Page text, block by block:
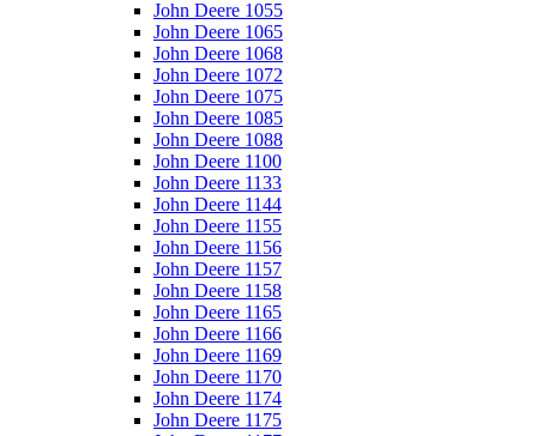
John Deere 1055
John Deere 1065
John Deere 1068
John Deere 1072
John Deere 1075
John Deere 1085
John Deere 1088
John Deere 1100
John Deere 1133
John Deere 1144
John Deere 1155
John Deere 1156
John Deere 1157
John Deere 1158
John Deere 1165
John Deere 1166
John Deere 1169
John Deere 1170
John Deere 1174
John Deere 1175